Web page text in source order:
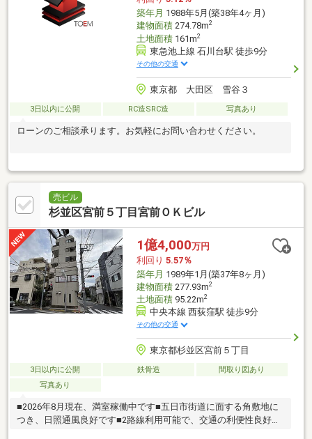
築年月 1988年5月(築38年4ヶ月)
建物面積274.78m2
土地面積161m2
東急池上線 石川台駅 徒歩9分
その他の交通
東京都 大田区 雪谷３
3日以内に公開 RC造SRC造 写真あり
ローンのご相談承ります。お気軽にお問い合わせください。
売ビル
杉並区宮前５丁目宮前ＯＫビル
1億4,000万円
利回り 5.57％
築年月 1989年1月(築37年8ヶ月)
建物面積277.93m2
土地面積95.22m2
中央本線 西荻窪駅 徒歩9分
その他の交通
東京都杉並区宮前５丁目
3日以内に公開 鉄骨造
間取り図あり
写真あり
■2026年8月現在、満室稼働中です■五日市街道に面する角敷地に
つき、日照通風良好です■2路線利用可能で、交通の利便性良好で